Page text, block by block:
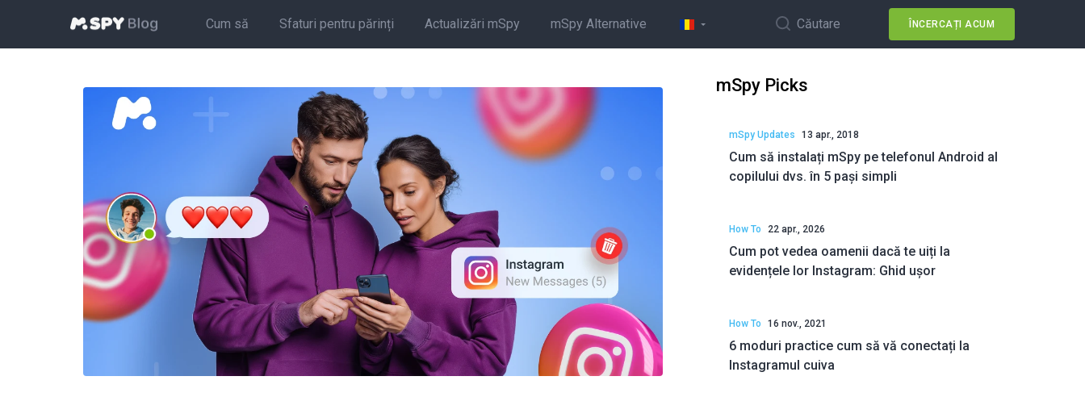
Cum să Sfaturi pentru părinți Actualizări mSpy mSpy Alternative Căutare ÎNCERCAȚI ACUM
mSpy Picks
mSpy Updates 13 apr., 2018
Cum să instalați mSpy pe telefonul Android al
copilului dvs. în 5 pași simpli
How To 22 apr., 2026
Cum pot vedea oamenii dacă te uiți la
evidențele lor Instagram: Ghid ușor
How To 16 nov., 2021
6 moduri practice cum să vă conectați la
Instagramul cuiva